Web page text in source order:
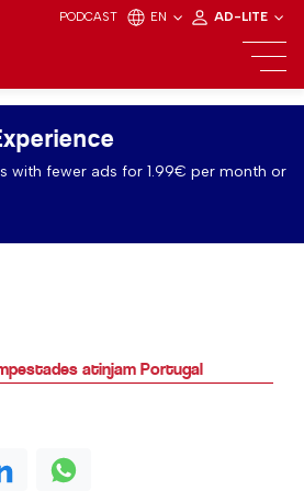
PODCAST EN AD-LITE
with fewer ads for 1.99€ per month or
atinjam Portugal